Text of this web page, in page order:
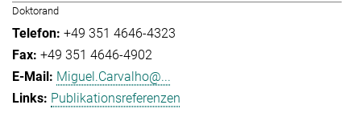
Doktorand
+49 351 4646-4323
+49 351 4646-4902
Miguel.Carvalho@...
Publikationsreferenzen